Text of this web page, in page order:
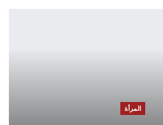
المرأة